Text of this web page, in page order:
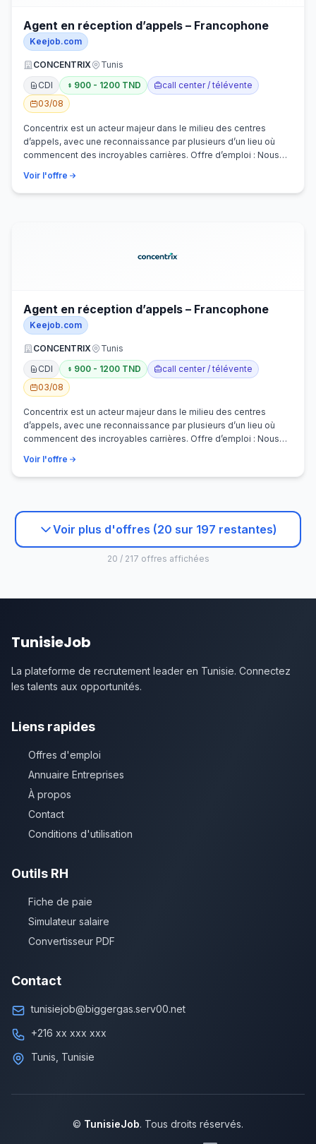
Agent en réception d’appels – Francophone
Keejob.com
CONCENTRIX
Tunis
CDI
900 - 1200 TND
call center / télévente
03/08
Concentrix est un acteur majeur dans le milieu des centres
d’appels, avec une reconnaissance par plusieurs d’un lieu où
commencent des incroyables carrières. Offre d’emploi : Nous
Voir l'offre
Agent en réception d’appels – Francophone
Keejob.com
CONCENTRIX
Tunis
CDI
900 - 1200 TND
call center / télévente
03/08
Concentrix est un acteur majeur dans le milieu des centres
d’appels, avec une reconnaissance par plusieurs d’un lieu où
commencent des incroyables carrières. Offre d’emploi : Nous
Voir l'offre
Voir plus d'offres (20 sur 197 restantes)
20 / 217 offres affichées
TunisieJob
La plateforme de recrutement leader en Tunisie. Connectez
les talents aux opportunités.
Liens rapides
Offres d'emploi
Annuaire Entreprises
À propos
Contact
Conditions d'utilisation
Outils RH
Fiche de paie
Simulateur salaire
Convertisseur PDF
Contact
tunisiejob@biggergas.serv00.net
+216 xx xxx xxx
Tunis, Tunisie
© TunisieJob. Tous droits réservés.